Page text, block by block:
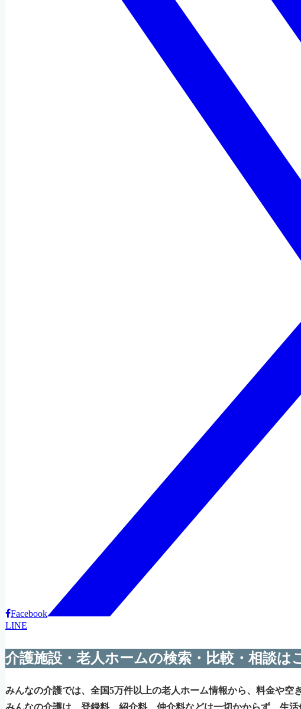
Facebook
LINE
介護施設・老人ホームの検索・比較・相談は
みんなの介護では、全国5万件以上の老人ホーム情報から、料金や空
みんなの介護は、登録料、紹介料、仲介料などは一切かからず、生